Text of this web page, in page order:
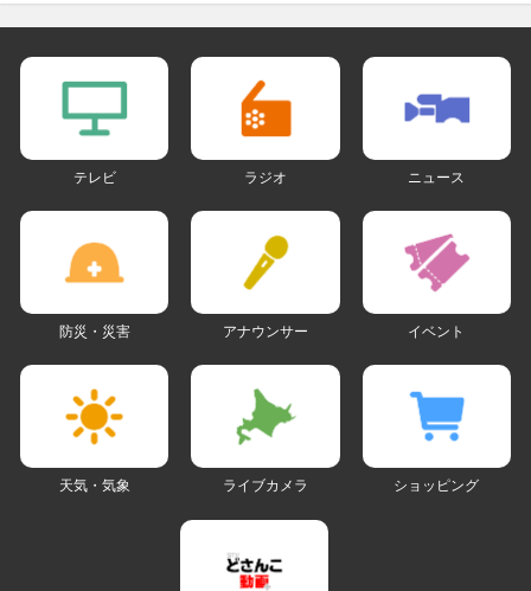
テレビ ラジオ ニュース
防災・災害 アナウンサー イベント
天気・気象 ライブカメラ ショッピング